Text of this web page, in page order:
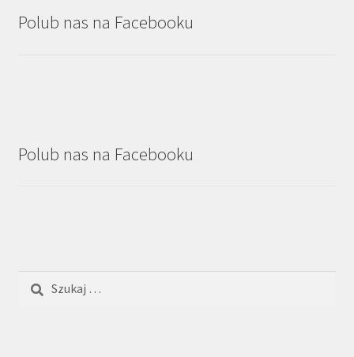
Polub nas na Facebooku
Polub nas na Facebooku
Szukaj: